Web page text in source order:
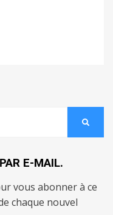
E-MAIL.
vous abonner à ce
chaque nouvel